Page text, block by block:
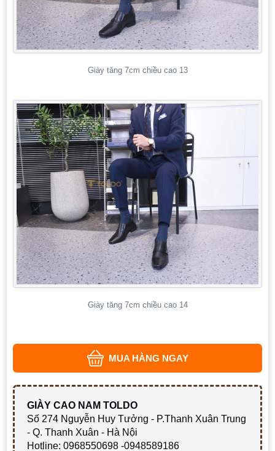
Giày tăng 7cm chiều cao 13
Giày tăng 7cm chiều cao 14
MUA HÀNG NGAY
GIÀY CAO NAM TOLDO
Số 274 Nguyễn Huy Tưởng - P.Thanh Xuân Trung
- Q. Thanh Xuân - Hà Nội
Hotline: 0968550698 -0948589186